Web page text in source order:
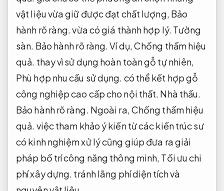
vật liệu vừa giữ được đạt chất lượng, Bảo
hành rõ ràng.vừa có giá thành hợp lý. Tường
sàn. Bảo hành rõ ràng.Ví dụ,Chống thấm hiệu
quả. thay vì sử dụng hoàn toàn gỗ tự nhiên,
Phù hợp nhu cầu sử dụng. có thể kết hợp gỗ
công nghiệp cao cấp cho nội thất. Nhà thầu.
Bảo hành rõ ràng. Ngoài ra,Chống thấm hiệu
quả. việc tham khảo ý kiến từ các kiến trúc sư
có kinh nghiệm xử lý cũng giúp đưa ra giải
pháp bố trí công năng thông minh, Tối ưu chi
phí xây dựng. tránh lãng phí diện tích và